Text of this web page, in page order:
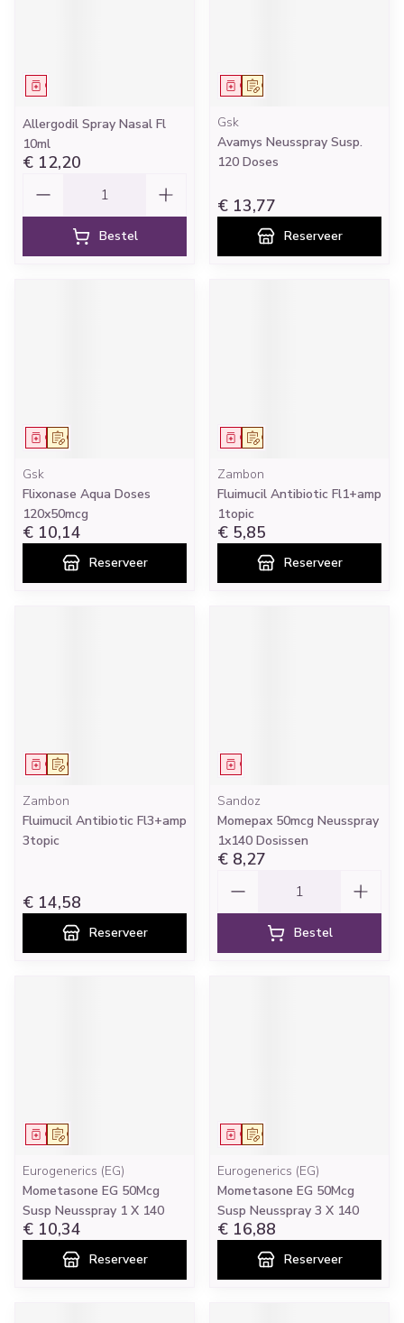
Geneesmiddel
Allergodil Spray Nasal Fl
10ml
€ 12,20
Bestel
Op voorschrift
Geneesmiddel
Gsk
Avamys Neusspray Susp.
120 Doses
€ 13,77
Reserveer
Op voorschrift
Geneesmiddel
Gsk
Flixonase Aqua Doses
120x50mcg
€ 10,14
Reserveer
Op voorschrift
Geneesmiddel
Zambon
Fluimucil Antibiotic Fl1+amp
1topic
€ 5,85
Reserveer
Op voorschrift
Geneesmiddel
Zambon
Fluimucil Antibiotic Fl3+amp
3topic
€ 14,58
Reserveer
Geneesmiddel
Sandoz
Momepax 50mcg Neusspray
1x140 Dosissen
€ 8,27
Bestel
Op voorschrift
Geneesmiddel
Eurogenerics (EG)
Mometasone EG 50Mcg
Susp Neusspray 1 X 140
€ 10,34
Reserveer
Op voorschrift
Geneesmiddel
Eurogenerics (EG)
Mometasone EG 50Mcg
Susp Neusspray 3 X 140
€ 16,88
Reserveer